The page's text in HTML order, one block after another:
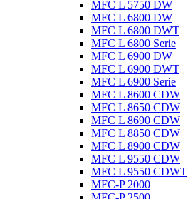
MFC L 5750 DW
MFC L 6800 DW
MFC L 6800 DWT
MFC L 6800 Serie
MFC L 6900 DW
MFC L 6900 DWT
MFC L 6900 Serie
MFC L 8600 CDW
MFC L 8650 CDW
MFC L 8690 CDW
MFC L 8850 CDW
MFC L 8900 CDW
MFC L 9550 CDW
MFC L 9550 CDWT
MFC-P 2000